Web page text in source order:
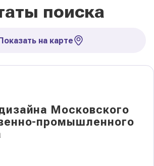
поиска
на карте
Московского
промышленного